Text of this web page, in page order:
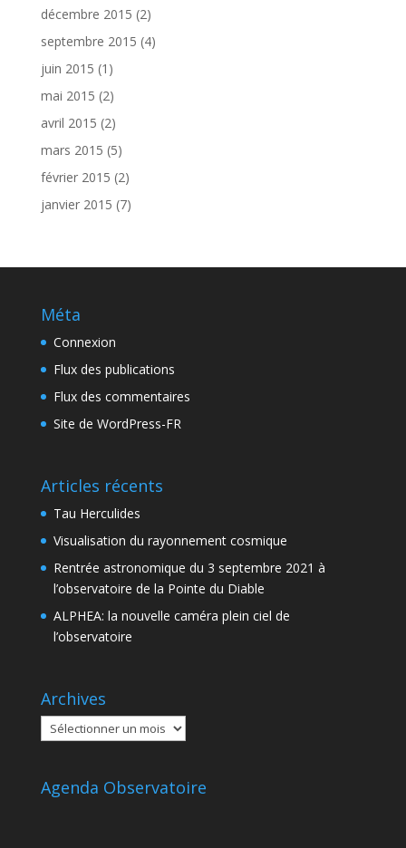
décembre 2015 (2)
septembre 2015 (4)
juin 2015 (1)
mai 2015 (2)
avril 2015 (2)
mars 2015 (5)
février 2015 (2)
janvier 2015 (7)
Méta
Connexion
Flux des publications
Flux des commentaires
Site de WordPress-FR
Articles récents
Tau Herculides
Visualisation du rayonnement cosmique
Rentrée astronomique du 3 septembre 2021 à
l’observatoire de la Pointe du Diable
ALPHEA: la nouvelle caméra plein ciel de
l’observatoire
Archives
Archives
Agenda Observatoire